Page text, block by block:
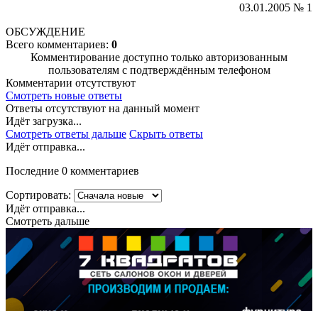
03.01.2005 № 1
ОБСУЖДЕНИЕ
Всего комментариев: 0
Комментирование доступно только авторизованным
пользователям с подтверждённым телефоном
Комментарии отсутствуют
Смотреть новые ответы
Ответы отсутствуют на данный момент
Идёт загрузка...
Смотреть ответы дальше Скрыть ответы
Идёт отправка...
Последние 0 комментариев
Сортировать:
Идёт отправка...
Смотреть дальше